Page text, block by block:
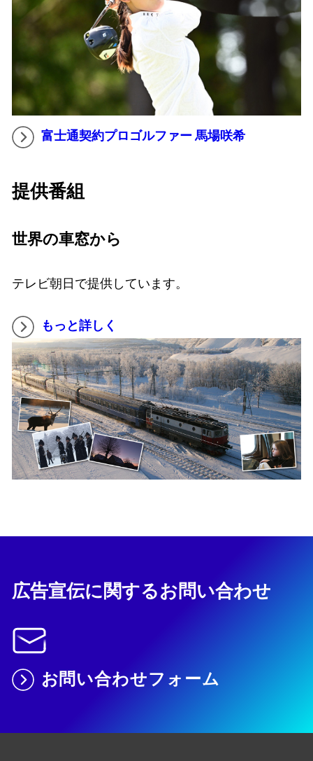
富士通契約プロゴルファー 馬場咲希
提供番組
世界の車窓から
テレビ朝日で提供しています。
もっと詳しく
広告宣伝に関するお問い合わせ
お問い合わせフォーム